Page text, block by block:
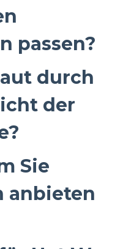
passen?
durch
der
Sie
anbieten